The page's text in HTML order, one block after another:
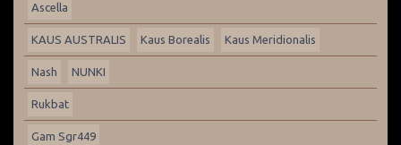
Ascella
KAUS AUSTRALIS Kaus Borealis Kaus Meridionalis
Nash NUNKI
Rukbat
Gam Sgr449